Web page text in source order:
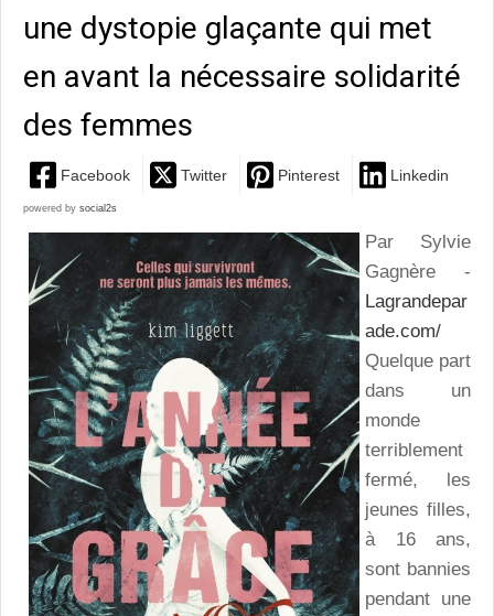
une dystopie glaçante qui met
en avant la nécessaire solidarité
des femmes
Facebook Twitter Pinterest Linkedin
powered by social2s
Par Sylvie
Gagnère -
Lagrandepar
ade.com/
Quelque part
dans un
monde
terriblement
fermé, les
jeunes filles,
à 16 ans,
sont bannies
pendant une